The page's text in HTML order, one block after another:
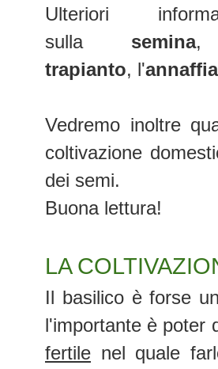
Ulteriori
sulla semina,
trapianto, l'
Vedremo inoltre
coltivazione
dei semi.
Buona lettura!
LA
Il basilico è forse
l'importante è poter
fertile nel quale